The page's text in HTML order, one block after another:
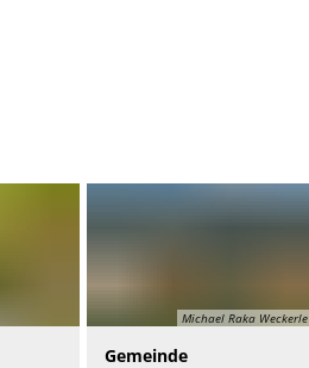
Michael Raka Weckerle
Gemeinde